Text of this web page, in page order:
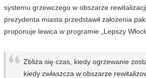
systemu grzewczego w obszarze
prezydenta miasta przedstawił założenia
proponuje lewica w programie „Lepszy
Zbliża się czas, kiedy ogrzewanie
kiedy zwłaszcza w obszarze